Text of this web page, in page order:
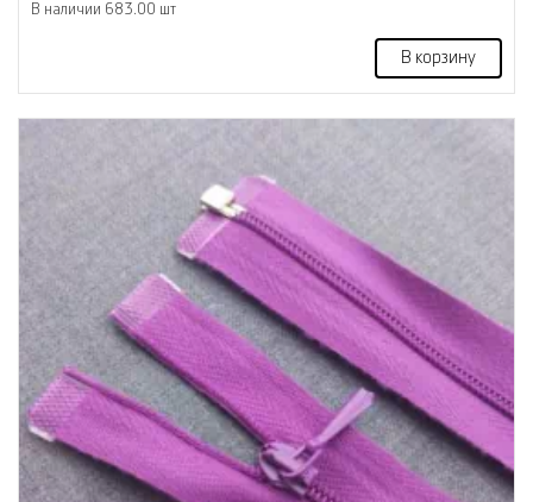
В наличии 683.00 шт
В корзину